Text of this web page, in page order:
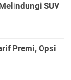
SUV
Premi, Opsi